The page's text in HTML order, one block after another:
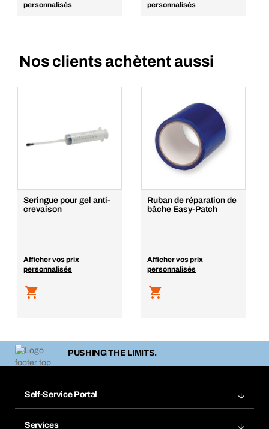
personnalisés
personnalisés
Nos clients achètent aussi
Seringue pour gel anti-
crevaison
Afficher vos prix
personnalisés
Ruban de réparation de
bâche Easy-Patch
Afficher vos prix
personnalisés
PUSHING THE LIMITS.
Self-Service Portal
Services